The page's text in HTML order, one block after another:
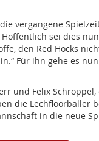
vergangene
sei dies
den Red Hocks
Für ihn gehe es
und Felix
die Lechfloorballer
in die neue